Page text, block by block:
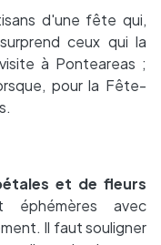
d'une fête qui,
ceux qui la
à Ponteareas ;
pour la Fête-
et de fleurs
avec
Il faut souligner